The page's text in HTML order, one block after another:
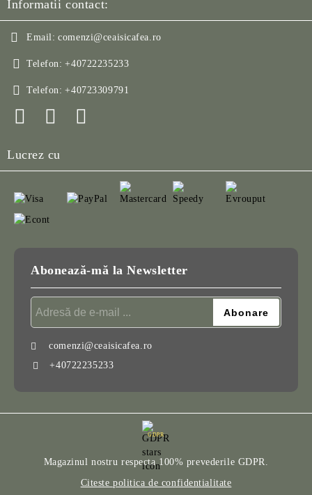
Informatii contact:
Email: comenzi@ceaisicafea.ro
Telefon: +40722235233
Telefon: +40723309791
Lucrez cu
Abonează-mă la Newsletter
comenzi@ceaisicafea.ro
+40722235233
GDPR
Magazinul nostru respecta 100% prevederile GDPR.
Citeste politica de confidentialitate